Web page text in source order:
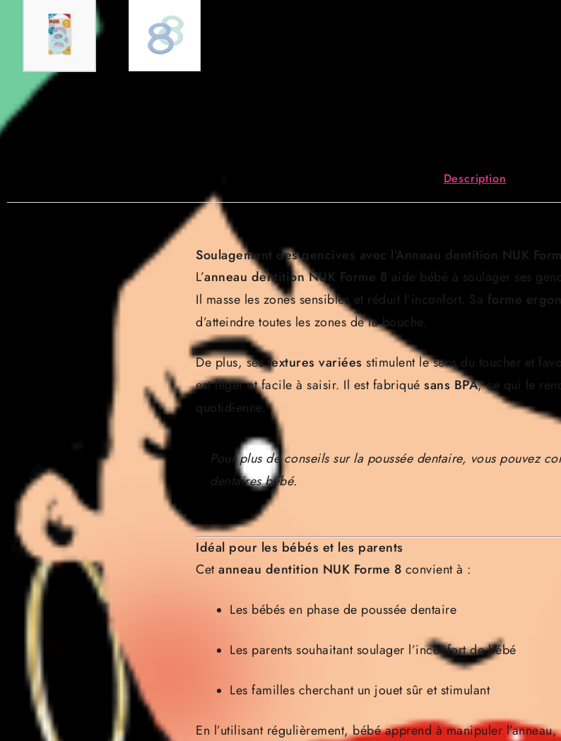
Description
Soulagement des gencives avec l’Anneau dentition NUK
L’anneau dentition NUK Forme 8 aide bébé à soulager ses
Il masse les zones sensibles et réduit l’inconfort. Sa forme
d’atteindre toutes les zones de la bouche.
De plus, sestextures variées stimulent le sens du toucher et
est léger et facile à saisir. Il est fabriqué sans BPA, ce qui le
quotidienne.
Pour plus de conseils sur la poussée dentaire, vous pouvez
dentaires bébé.
Idéal pour les bébés et les parents
Cetanneau dentition NUK Forme 8 convient à :
Les bébés en phase de poussée dentaire
Les parents souhaitant soulager l’inconfort de bébé
Les familles cherchant un jouet sûr et stimulant
En l’utilisant régulièrement, bébé apprend à manipuler